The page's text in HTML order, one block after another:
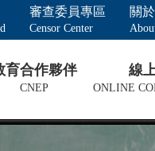
審查委員專區
Censor Center
關
育合作夥伴
CNEP
線
ONLINE